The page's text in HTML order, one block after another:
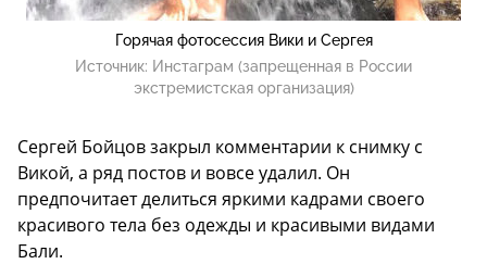
Горячая фотосессия Вики и Сергея
Источник: Инстаграм (запрещенная в России
экстремистская организация)
Сергей Бойцов закрыл комментарии к снимку с
Викой, а ряд постов и вовсе удалил. Он
предпочитает делиться яркими кадрами своего
красивого тела без одежды и красивыми видами
Бали.